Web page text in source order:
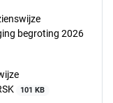
begroting 2026
101 KB